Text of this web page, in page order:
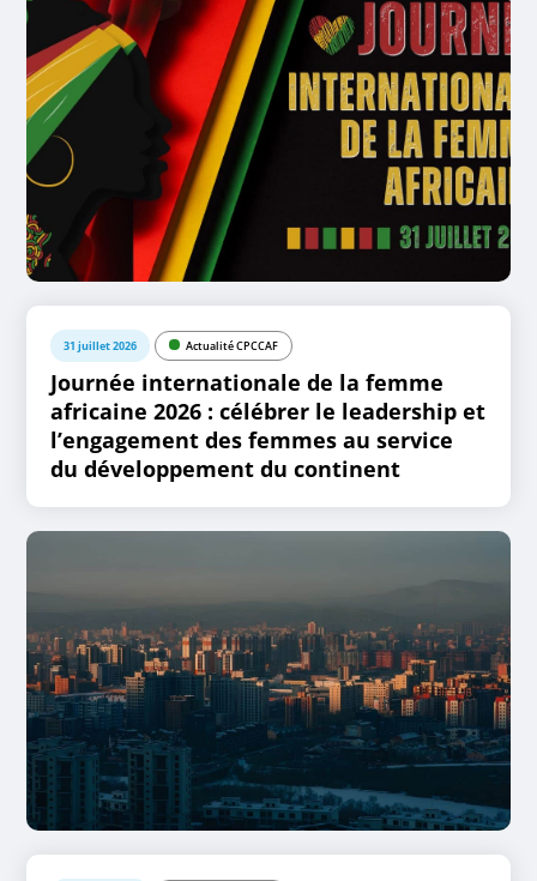
31 juillet 2026 Actualité CPCCAF
Journée internationale de la femme
africaine 2026 : célébrer le leadership et
l’engagement des femmes au service
du développement du continent